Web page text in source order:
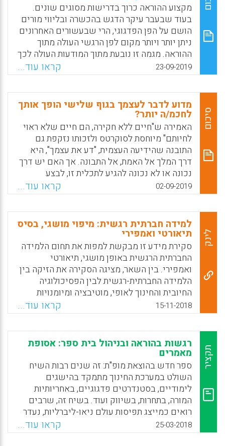
בעלי יכולת ויסות עצמי. מרכיבים אלה יאפשרו
להם להיות בני אדם עצמאיים יותר, מסודרים יותר
ובעלי יכולת למידה לאורך החיים (lifelong
learners).
WhatsApp
Facebook
Email
X
מקצוע ההוראה כרוך בדרישות מסוגים שונים.
בעוד שבעבר עיקר הדגש בהכשרה ובליווי מורים
הושם על הפן הפדגוגי, הרי שבעשורים האחרונים
ניתן יותר ויותר מקום לפן הרגשי העולה מתוך
ההוראה. מגמה זו נובעת מתוך המודעות העולה לכך
שמורים צריכים להתמודד לא רק עם מטלות
פדגוגיות אלא גם עם עומסים רגשיים. המאמר
הנוכחי דן בקשרים בין עבודת הרגשות של מורים
ומידת השחיקה שלהם ובין רמת ההשכלה שלהם.
WhatsApp
Facebook
Email
X
23-09-2019 קראו עוד...
סיכום
מדוע לדבר לעצמך בגוף שלישי הופך אותך
לחכמ/ה יותר?
האמירה ש"חיים ללא חקירה, הם חיים שלא ראוי
לחיותם" מיוחסת לסוקרטס ולזכותו נזקפת גם
התובנה שהידיעה העצמית, "דע את עצמך", היא
דרך המלך אל האמת, אל התבונה. אך האם יש דרך
נכונה או לא נכונה להגיע לתכלית זו, לבצע
רפלקציה עצמית כראוי?
WhatsApp
Facebook
Email
X
02-09-2019 קראו עוד...
לינק
למידה חברתית רגשית: מיפוי מושגי, בסיס
תיאורטי ואמפירי
סקירת מידע זו מבקשת למפות את תחום הלמידה
החברתית הרגשית באופן מושגי, תיאורטי
ואמפירי. בין השאר, מציגה הסקירה את הזיקה בין
הלמידה החברתית-רגשית לבין הפסיכולוגיה
החיובית והחינוך לאופי, מוטיבציה ומיומנויות
המאה ה-21. בנוסף לכך, דנה הסקירה בקשרי
הגומלין שבין הלמידה החברתית-רגשית
למיומנויות חברתיות רגשיות של עובדי הוראה,
למסוגלות עצמיות של תלמידים ולאקלים בית
ספרי. לסיום, מבססת סקירת המידע את הטענה כי
הלמידה החברתית-רגשית תורמת לרווחה האישית
של תלמידים, לקידום התנהגותם המיטיבה
ולהפחתת התנהגותם השלילית, להצלחתם בכיתה,
בבית הספר ומחוצה לו, ליחסיהם הבין-אישיים
ולתפקודם בחברה.
WhatsApp
Facebook
Email
X
15-11-2018 קראו עוד...
תקציר
רגשות בהוראה ובניהול בית ספר: אסופת
מאמרים
ספר חדש בהוצאת מופ"ת: זה שנים רבות השיח
השולט במערכת החינוך מתמקד בהישגים
לימודיים, בסטנדרטים פדגוגיים, באחריותיות
המורה, בתחרות, בשיווק ועוד. בשיח זה, שרבים
רואים כמייצג תפיסות עולם ניאו-ליברליות, נעדר
מקומם של הרגשות בתהליך החינוך בבית הספר
בכלל ובעבודת המורה בפרט. למותר לציין, כי
25-03-2018 קראו עוד...